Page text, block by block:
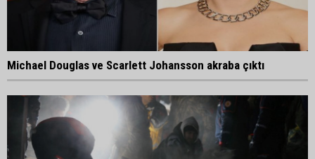
Michael Douglas ve Scarlett Johansson akraba çıktı